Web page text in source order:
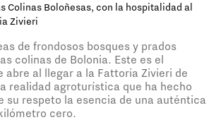
Colinas Boloñesas, con la hospitalidad al
Zivieri
de frondosos bosques y prados
colinas de Bolonia. Este es el
abre al llegar a la Fattoria Zivieri de
realidad agroturística que ha hecho
su respeto la esencia de una auténtica
cero.